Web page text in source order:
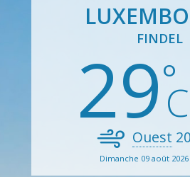
FINDEL
29
Ouest 20
Dimanche 09 août 2026